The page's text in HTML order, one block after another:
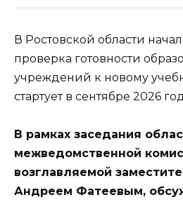
В Ростовской области
проверка готовности
учреждений к новому
стартует в сентябре 2026
В рамках заседания
межведомственной
возглавляемой
Андреем Фатеевым,